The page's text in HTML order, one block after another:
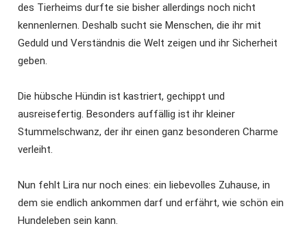
des Tierheims durfte sie bisher allerdings noch nicht
kennenlernen. Deshalb sucht sie Menschen, die ihr mit
Geduld und Verständnis die Welt zeigen und ihr Sicherheit
geben.
Die hübsche Hündin ist kastriert, gechippt und
ausreisefertig. Besonders auffällig ist ihr kleiner
Stummelschwanz, der ihr einen ganz besonderen Charme
verleiht.
Nun fehlt Lira nur noch eines: ein liebevolles Zuhause, in
dem sie endlich ankommen darf und erfährt, wie schön ein
Hundeleben sein kann.